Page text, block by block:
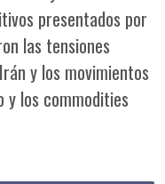
presentados por
las tensiones
y los movimientos
y los commodities